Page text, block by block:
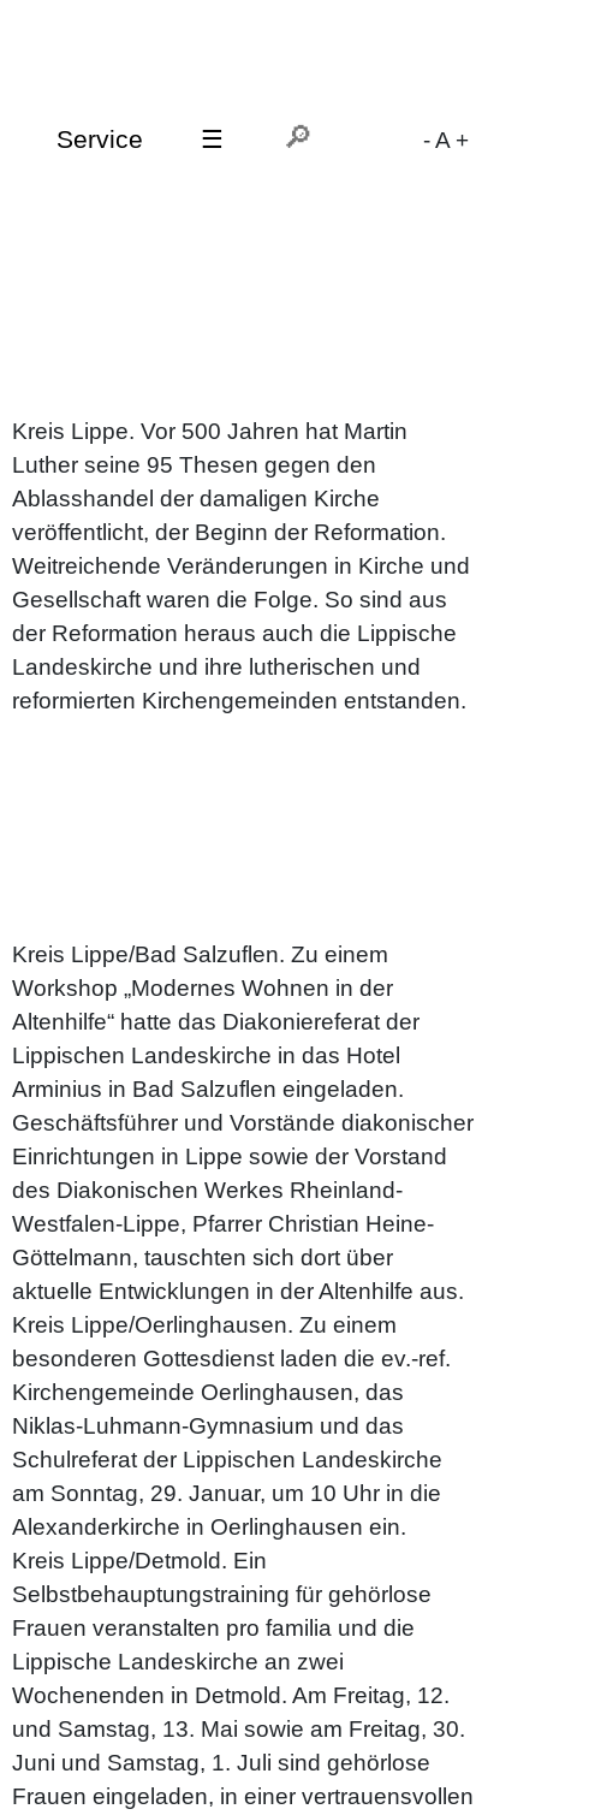
Service ☰ -A +
Kreis Lippe. Vor 500 Jahren hat Martin
Luther seine 95 Thesen gegen den
Ablasshandel der damaligen Kirche
veröffentlicht, der Beginn der Reformation.
Weitreichende Veränderungen in Kirche und
Gesellschaft waren die Folge. So sind aus
der Reformation heraus auch die Lippische
Landeskirche und ihre lutherischen und
reformierten Kirchengemeinden entstanden.
Kreis Lippe/Bad Salzuflen. Zu einem
Workshop „Modernes Wohnen in der
Altenhilfe“ hatte das Diakoniereferat der
Lippischen Landeskirche in das Hotel
Arminius in Bad Salzuflen eingeladen.
Geschäftsführer und Vorstände diakonischer
Einrichtungen in Lippe sowie der Vorstand
des Diakonischen Werkes Rheinland-
Westfalen-Lippe, Pfarrer Christian Heine-
Göttelmann, tauschten sich dort über
aktuelle Entwicklungen in der Altenhilfe aus.
Kreis Lippe/Oerlinghausen. Zu einem
besonderen Gottesdienst laden die ev.-ref.
Kirchengemeinde Oerlinghausen, das
Niklas-Luhmann-Gymnasium und das
Schulreferat der Lippischen Landeskirche
am Sonntag, 29. Januar, um 10 Uhr in die
Alexanderkirche in Oerlinghausen ein.
Kreis Lippe/Detmold. Ein
Selbstbehauptungstraining für gehörlose
Frauen veranstalten pro familia und die
Lippische Landeskirche an zwei
Wochenenden in Detmold. Am Freitag, 12.
und Samstag, 13. Mai sowie am Freitag, 30.
Juni und Samstag, 1. Juli sind gehörlose
Frauen eingeladen, in einer vertrauensvollen